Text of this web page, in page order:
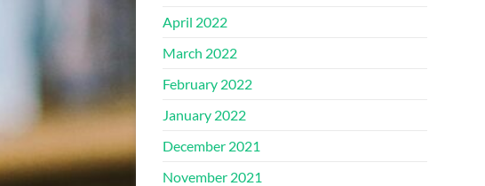
April 2022
March 2022
February 2022
January 2022
December 2021
November 2021